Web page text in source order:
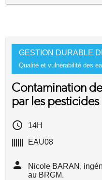
GESTION DURABLE
Qualité et vulnérabilité des
Contamination
par les pesticides
access_time
14H
EAU08
person
Nicole BARAN,
au BRGM.